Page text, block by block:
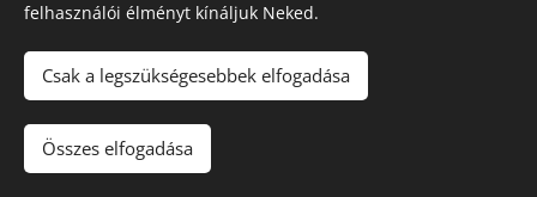
©2016 DR Lamboy Beáta - háziorvos
Az oldalt aWebnode
felhasználói élményt kínáljuk Neked.
Csak a legszükségesebbek elfogadása
Összes elfogadása